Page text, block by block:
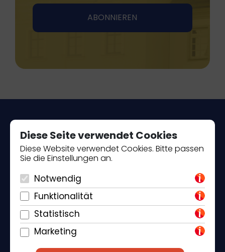
Diese Seite verwendet Cookies
Diese Website verwendet Cookies. Bitte passen
Sie die Einstellungen an.
Notwendig
Funktionalität
Statistisch
Marketing
Piantade 41, 52440 Poreč
+385 98 184 4015
info@klickandbook.com